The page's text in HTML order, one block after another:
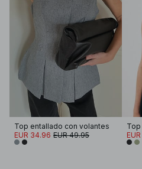
Top entallado con volantes
EUR 34.96 EUR 49.95